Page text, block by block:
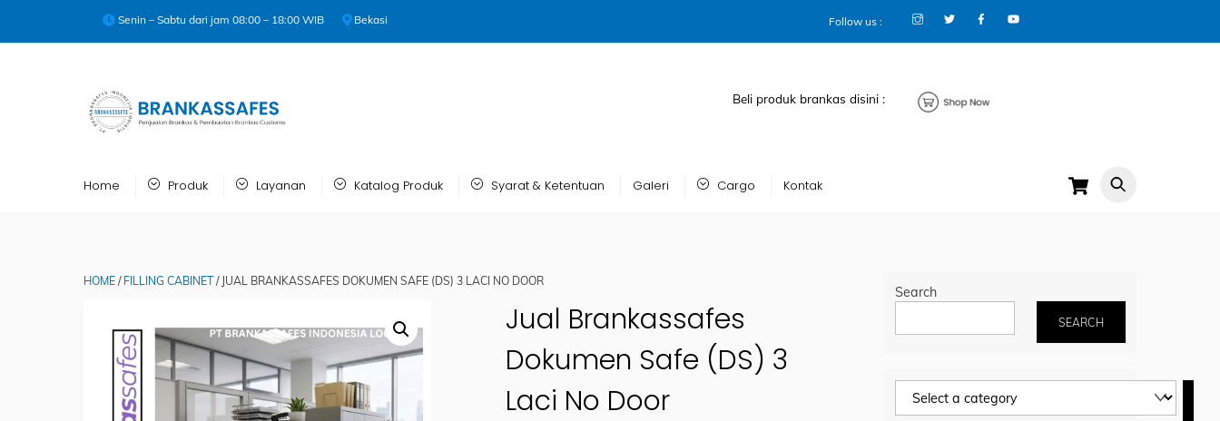
content
Senin – Sabtu dari jam 08:00 – 18:00 WIB Bekasi Follow us :
Cart
Home Produk Layanan Katalog Produk Syarat & Ketentuan Galeri Cargo Kontak
Beli produk brankas disini :
HOME / FILLING CABINET/ JUAL BRANKASSAFES DOKUMEN SAFE (DS) 3 LACI NO DOOR
Jual Brankassafes
Dokumen Safe (DS) 3
Laci No Door
Search
SEARCH